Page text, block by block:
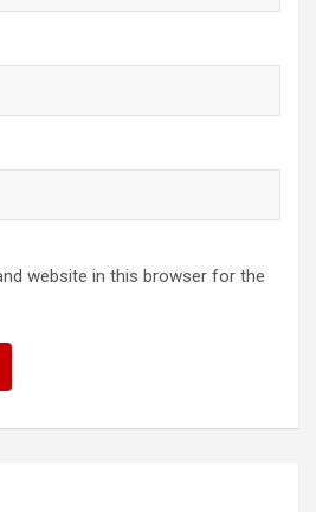
website in this browser for the